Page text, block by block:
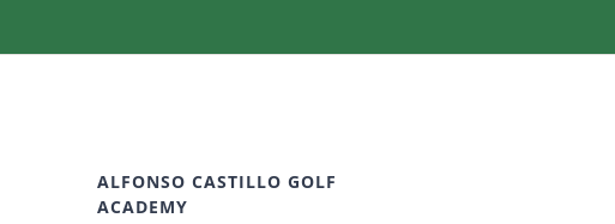
ALFONSO CASTILLO GOLF
ACADEMY